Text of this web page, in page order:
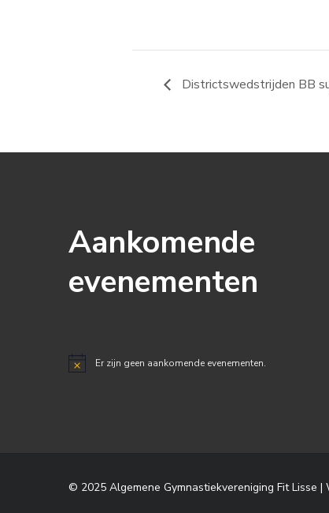
Districtswedstrijden BB
Aankomende
evenementen
BerichtEr zijn geen aankomende evenementen.
© 2025 Algemene Gymnastiekvereniging Fit Lisse |